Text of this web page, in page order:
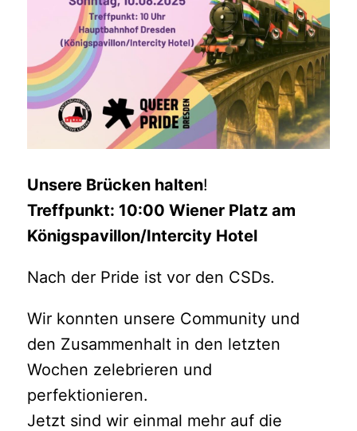
Unsere Brücken halten!
Treffpunkt: 10:00 Wiener Platz am
Königspavillon/Intercity Hotel
Nach der Pride ist vor den CSDs.
Wir konnten unsere Community und
den Zusammenhalt in den letzten
Wochen zelebrieren und
perfektionieren.
Jetzt sind wir einmal mehr auf die